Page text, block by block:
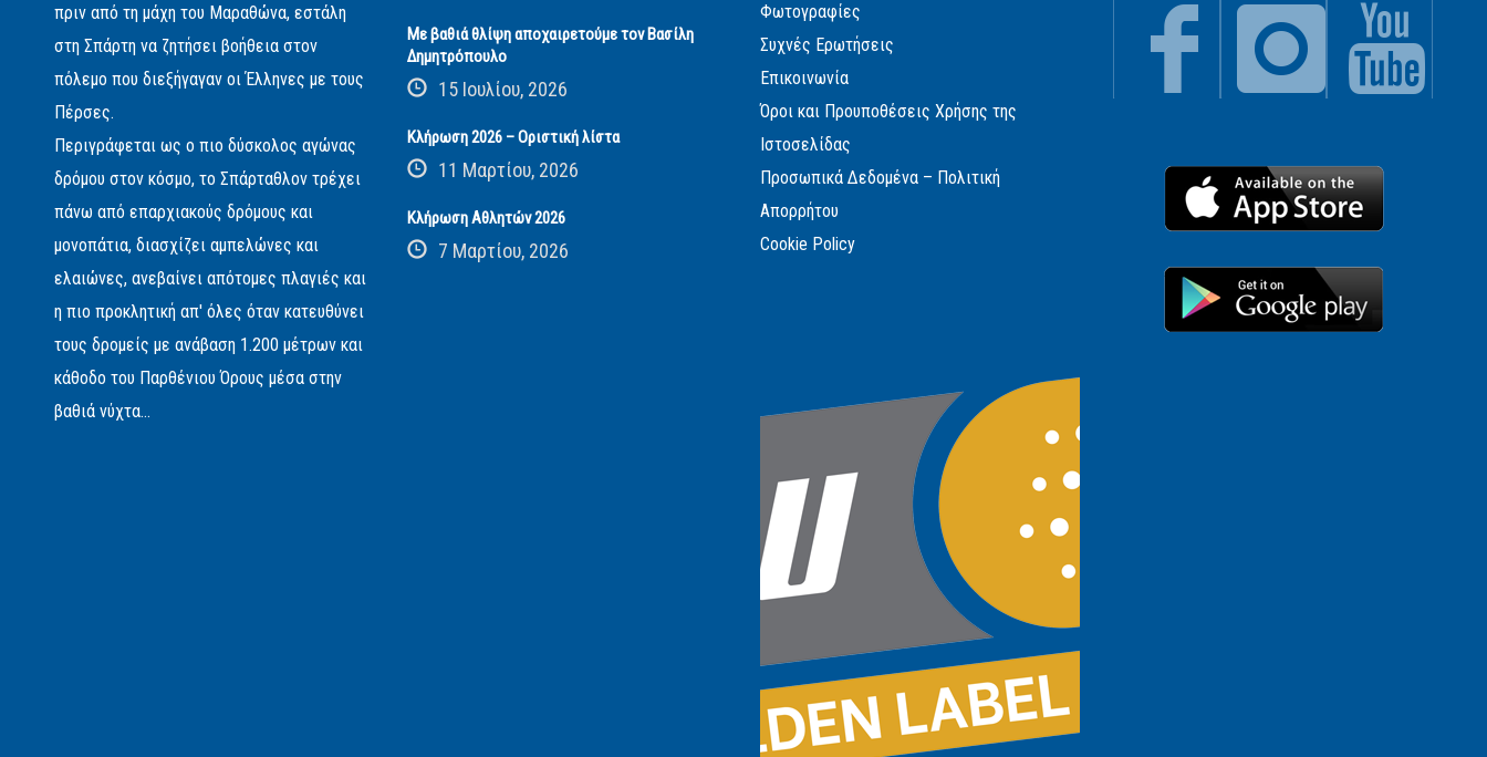
πριν από τη μάχη του Μαραθώνα, εστάλη
στη Σπάρτη να ζητήσει βοήθεια στον
πόλεμο που διεξήγαγαν οι Έλληνες με τους
Πέρσες.
Περιγράφεται ως ο πιο δύσκολος αγώνας
δρόμου στον κόσμο, το Σπάρταθλον τρέχει
πάνω από επαρχιακούς δρόμους και
μονοπάτια, διασχίζει αμπελώνες και
ελαιώνες, ανεβαίνει απότομες πλαγιές και
η πιο προκλητική απ' όλες όταν κατευθύνει
τους δρομείς με ανάβαση 1.200 μέτρων και
κάθοδο του Παρθένιου Όρους μέσα στην
βαθιά νύχτα...
Με βαθιά θλίψη αποχαιρετούμε τον Βασίλη
Δημητρόπουλο
15 Ιουλίου, 2026
Κλήρωση 2026 – Οριστική λίστα
11 Μαρτίου, 2026
Κλήρωση Αθλητών 2026
7 Μαρτίου, 2026
Φωτογραφίες
Συχνές Ερωτήσεις
Επικοινωνία
Όροι και Προυποθέσεις Χρήσης της
Ιστοσελίδας
Προσωπικά Δεδομένα – Πολιτική
Απορρήτου
Cookie Policy